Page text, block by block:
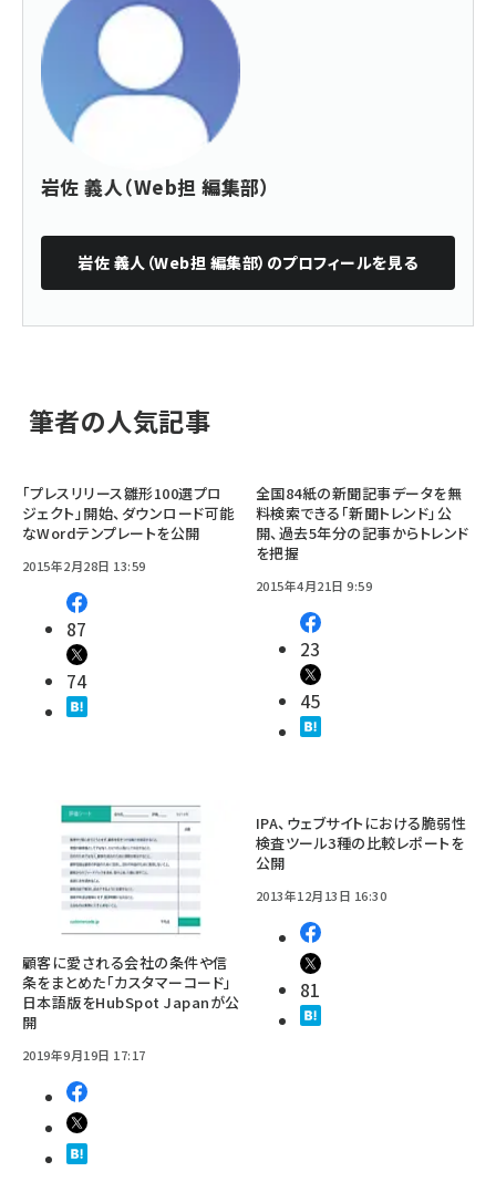
岩佐 義人（Web担 編集部）
岩佐 義人（Web担 編集部） のプロフィールを見る
筆者の人気記事
「プレスリリース雛形100選プロ
ジェクト」開始、ダウンロード可能
なWordテンプレートを公開
2015年2月28日 13:59
87
74
全国84紙の新聞記事データを無
料検索できる「新聞トレンド」公
開、過去5年分の記事からトレンド
を把握
2015年4月21日 9:59
23
45
顧客に愛される会社の条件や信
条をまとめた「カスタマーコード」
日本語版をHubSpot Japanが公
開
2019年9月19日 17:17
IPA、ウェブサイトにおける脆弱性
検査ツール3種の比較レポートを
公開
2013年12月13日 16:30
81